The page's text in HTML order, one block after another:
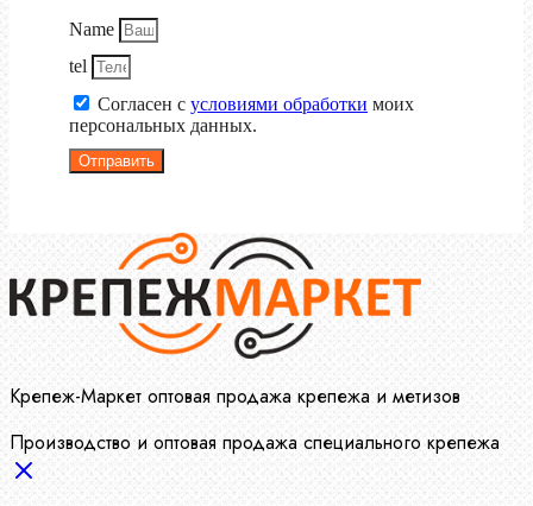
Name
tel
Согласен с условиями обработки моих
персональных данных.
Отправить
Крепеж-Маркет оптовая продажа крепежа и метизов
Производство и оптовая продажа специального крепежа